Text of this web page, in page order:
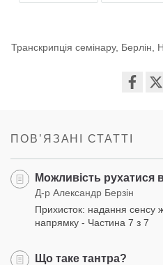
Транскрипція семінару, Берлін,
ПОВʼЯЗАНІ СТАТТІ
Можливість рухатися
Д-р Александр Берзін
Прихисток: надання сенсу
напрямку - Частина 7 з 7
Що таке тантра?